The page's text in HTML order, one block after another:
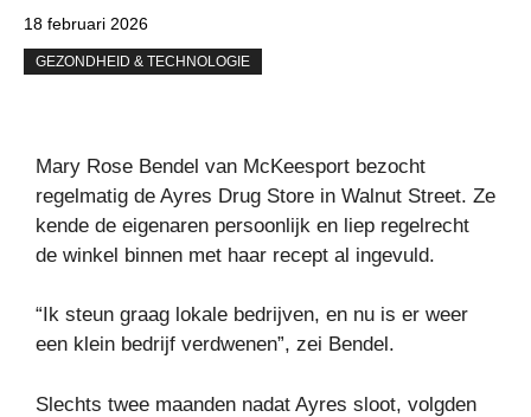
18 februari 2026
GEZONDHEID & TECHNOLOGIE
Mary Rose Bendel van McKeesport bezocht
regelmatig de Ayres Drug Store in Walnut Street. Ze
kende de eigenaren persoonlijk en liep regelrecht
de winkel binnen met haar recept al ingevuld.
“Ik steun graag lokale bedrijven, en nu is er weer
een klein bedrijf verdwenen”, zei Bendel.
Slechts twee maanden nadat Ayres sloot, volgden